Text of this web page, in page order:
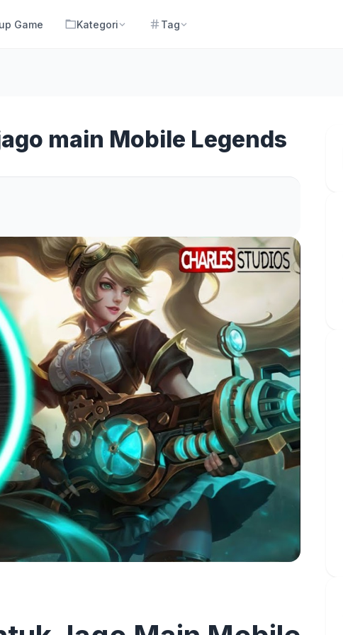
Game Kategori Tag
main Mobile Legends